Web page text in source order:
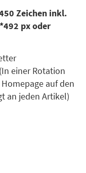
Zeichen inkl.
px oder
einer Rotation
auf den
an jeden Artikel)